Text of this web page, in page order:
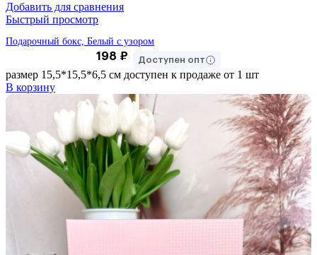
Добавить для сравнения
Быстрый просмотр
Подарочный бокс, Белый с узором
198 ₽ Доступен опт
размер 15,5*15,5*6,5 см доступен к продаже от 1 шт
В корзину